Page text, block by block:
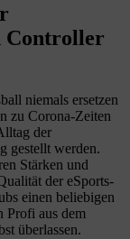
Controller
niemals ersetzen
zu Corona-Zeiten
der
gestellt werden.
Stärken und
der eSports-
einen beliebigen
Profi aus dem
überlassen.